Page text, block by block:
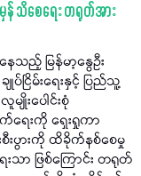
န် သိစေရေး တရုတ်အား
သည့် မြန်မာ့နွေဦး
ြိမ်းရေးနှင့် ပြည်သူ့
ျိုးပေါင်းစုံ
ေးကို ရှေးရှုကာ
းပွားကို ထိခိုက်နစ်စေမှု
ာ ဖြစ်ကြောင်း တရုတ်